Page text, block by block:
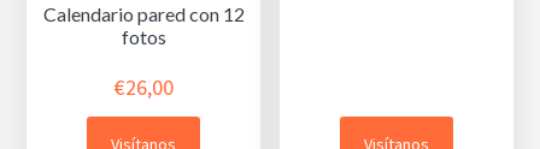
Calendario pared con 12
fotos
€26,00
Visítanos Visítanos